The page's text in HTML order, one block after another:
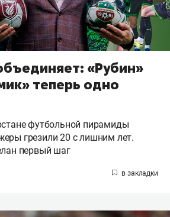
«Рубин»
теперь одно
футбольной пирамиды
грезили 20 с лишним лет.
первый шаг